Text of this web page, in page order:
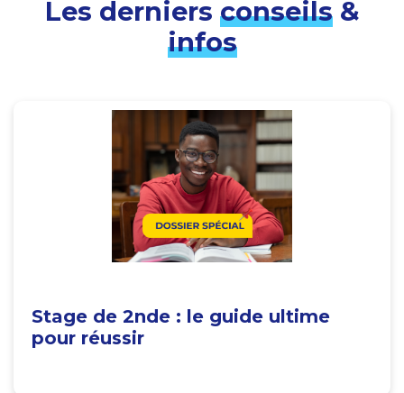
Les derniers conseils&
infos
Stage de 2nde : le guide ultime
pour réussir